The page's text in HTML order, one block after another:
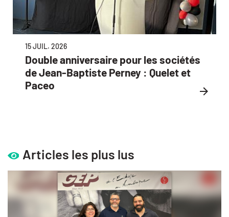
15 JUIL. 2026
Double anniversaire pour les sociétés
de Jean-Baptiste Perney : Quelet et
Paceo
Articles les plus lus